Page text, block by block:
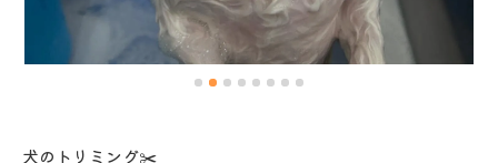
犬のトリミング✂️